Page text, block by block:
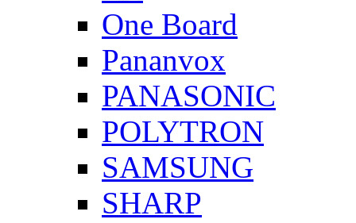
One Board
Pananvox
PANASONIC
POLYTRON
SAMSUNG
SHARP